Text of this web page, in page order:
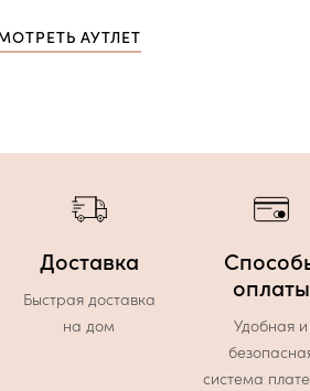
АУТЛЕТ
Доставка
Быстрая доставка
на дом
оплаты
Удобная и
система